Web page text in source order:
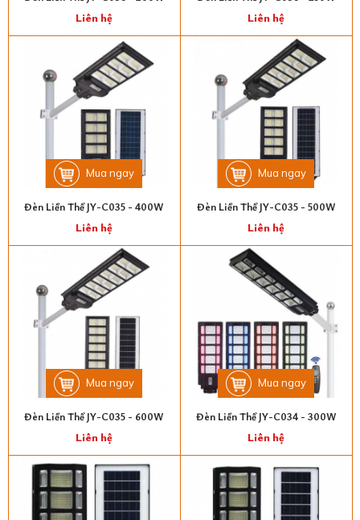
Liên hệ Liên hệ
Mua ngay
Đèn Liền Thể JY-C035 - 400W
Liên hệ
Mua ngay
Đèn Liền Thể JY-C035 - 500W
Liên hệ
Mua ngay
Đèn Liền Thể JY-C035 - 600W
Liên hệ
Mua ngay
Đèn Liền Thể JY-C034 - 300W
Liên hệ